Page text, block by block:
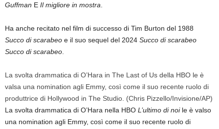
Guffman E Il migliore in mostra
Ha anche recitato nel film di successo di Tim Burton del 1988
Succo di scarabeo e il suo sequel del 2024 Succo di scarabeo
Succo di scarabeo
La svolta drammatica di O’Hara in The Last of Us della HBO le è
valsa una nomination agli Emmy, così come il suo recente ruolo di
produttrice di Hollywood in The Studio. (Chris Pizzello/Invisione/AP)
La svolta drammatica di O’Hara nella HBO L’ultimo di noile è valso
una nomination agli Emmy, così come il suo recente ruolo di